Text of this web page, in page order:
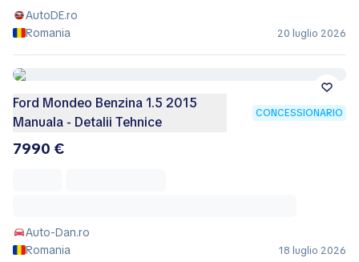
AutoDE.ro
Romania
20 luglio 2026
Ford Mondeo Benzina 1.5 2015
Manuala - Detalii Tehnice
CONCESSIONARIO
7990 €
Auto-Dan.ro
Romania
18 luglio 2026